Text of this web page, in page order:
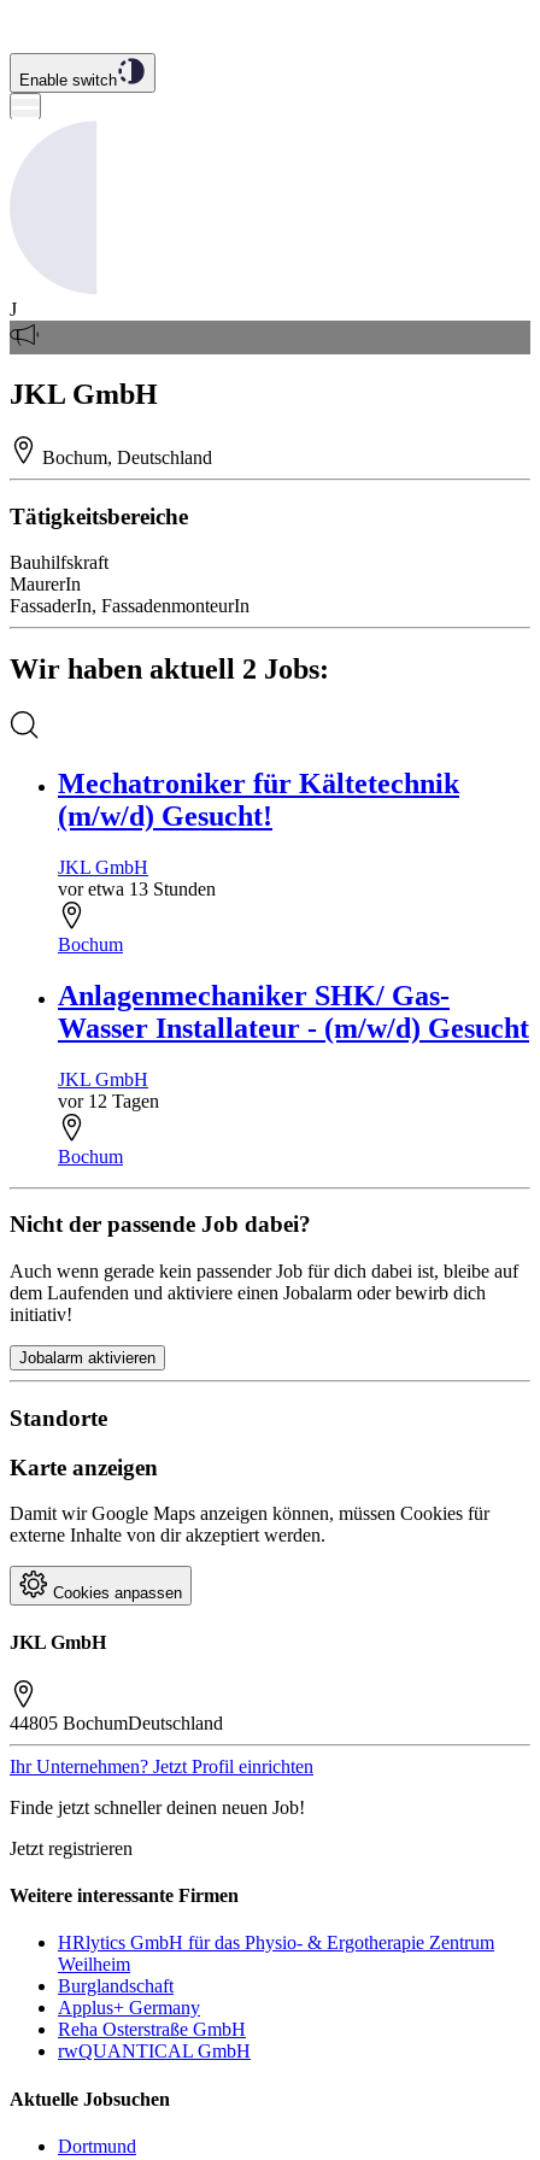
Enable switch
J
JKL GmbH
Bochum, Deutschland
Tätigkeitsbereiche
Bauhilfskraft
MaurerIn
FassaderIn, FassadenmonteurIn
Wir haben aktuell 2 Jobs:
Mechatroniker für Kältetechnik
(m/w/d) Gesucht!
JKL GmbH
vor etwa 13 Stunden
Bochum
Anlagenmechaniker SHK/ Gas-
Wasser Installateur - (m/w/d) Gesucht
JKL GmbH
vor 12 Tagen
Bochum
Nicht der passende Job dabei?
Auch wenn gerade kein passender Job für dich dabei ist, bleibe auf
dem Laufenden und aktiviere einen Jobalarm oder bewirb dich
initiativ!
Jobalarm aktivieren
Standorte
Karte anzeigen
Damit wir Google Maps anzeigen können, müssen Cookies für
externe Inhalte von dir akzeptiert werden.
Cookies anpassen
JKL GmbH
44805 BochumDeutschland
Ihr Unternehmen? Jetzt Profil einrichten
Finde jetzt schneller deinen neuen Job!
Jetzt registrieren
Weitere interessante Firmen
HRlytics GmbH für das Physio- & Ergotherapie Zentrum
Weilheim
Burglandschaft
Applus+ Germany
Reha Osterstraße GmbH
rwQUANTICAL GmbH
Aktuelle Jobsuchen
Dortmund